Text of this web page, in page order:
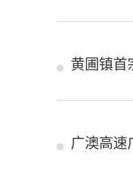
黄圃镇首
广澳高速